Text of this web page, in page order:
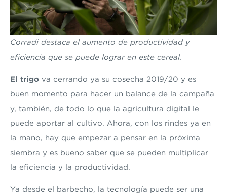
Corradi destaca el aumento de productividad y
eficiencia que se puede lograr en este cereal.
El trigo va cerrando ya su cosecha 2019/20 y es
buen momento para hacer un balance de la campaña
y, también, de todo lo que la agricultura digital le
puede aportar al cultivo. Ahora, con los rindes ya en
la mano, hay que empezar a pensar en la próxima
siembra y es bueno saber que se pueden multiplicar
la eficiencia y la productividad.
Ya desde el barbecho, la tecnología puede ser una